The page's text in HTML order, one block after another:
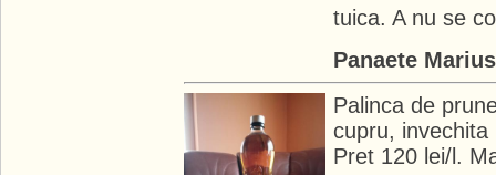
tuica. A nu se
Panaete
Palinca de
cupru,
Pret 120 lei/l.